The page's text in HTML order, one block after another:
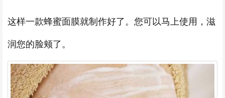
这样一款蜂蜜面膜就制作好了。您可以马上使用，滋
润您的脸颊了。